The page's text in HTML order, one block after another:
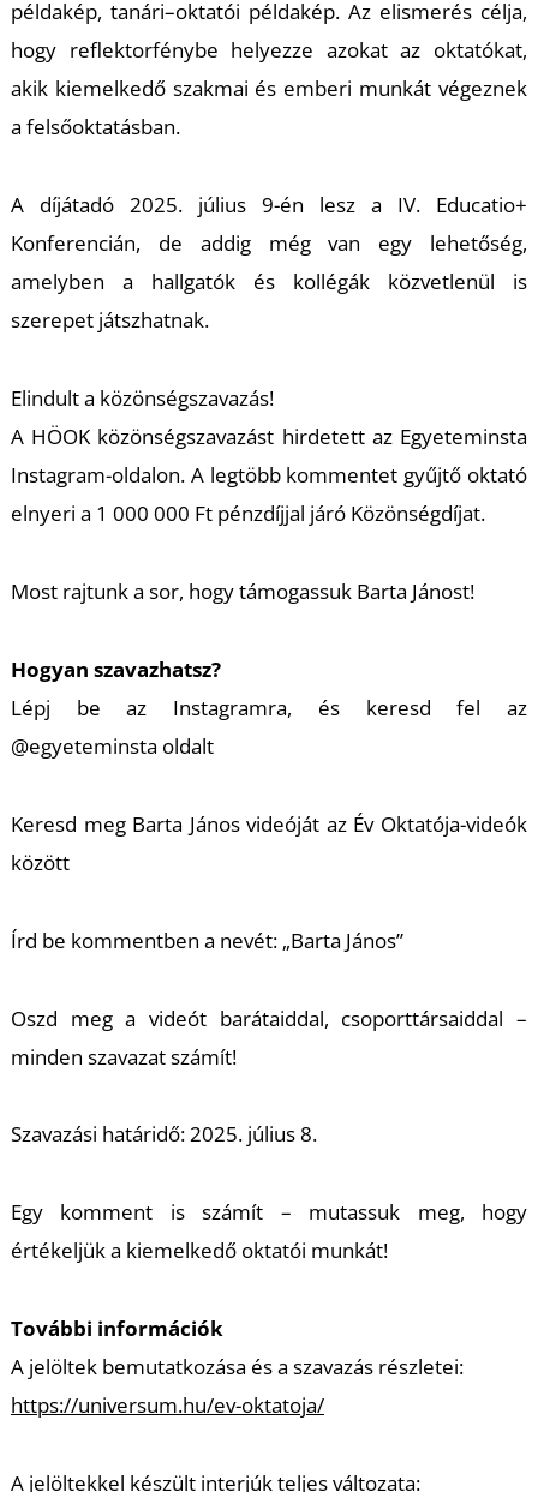
példakép, tanári–oktatói példakép. Az elismerés célja,
hogy reflektorfénybe helyezze azokat az oktatókat,
akik kiemelkedő szakmai és emberi munkát végeznek
a felsőoktatásban.
A díjátadó 2025. július 9-én lesz a IV. Educatio+
Konferencián, de addig még van egy lehetőség,
amelyben a hallgatók és kollégák közvetlenül is
szerepet játszhatnak.
Elindult a közönségszavazás!
A HÖOK közönségszavazást hirdetett az Egyeteminsta
Instagram-oldalon. A legtöbb kommentet gyűjtő oktató
elnyeri a 1 000 000 Ft pénzdíjjal járó Közönségdíjat.
Most rajtunk a sor, hogy támogassuk Barta Jánost!
Hogyan szavazhatsz?
Lépj be az Instagramra, és keresd fel az
@egyeteminsta oldalt
Keresd meg Barta János videóját az Év Oktatója-videók
között
Írd be kommentben a nevét: „Barta János”
Oszd meg a videót barátaiddal, csoporttársaiddal –
minden szavazat számít!
Szavazási határidő: 2025. július 8.
Egy komment is számít – mutassuk meg, hogy
értékeljük a kiemelkedő oktatói munkát!
További információk
A jelöltek bemutatkozása és a szavazás részletei:
https://universum.hu/ev-oktatoja/
A jelöltekkel készült interjúk teljes változata: